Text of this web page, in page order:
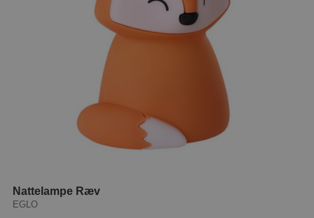
Nattelampe Ræv
EGLO